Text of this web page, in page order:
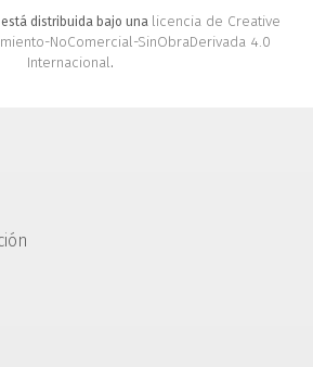
distribuida bajo una licencia de Creative
NoComercial-SinObraDerivada 4.0
Internacional.